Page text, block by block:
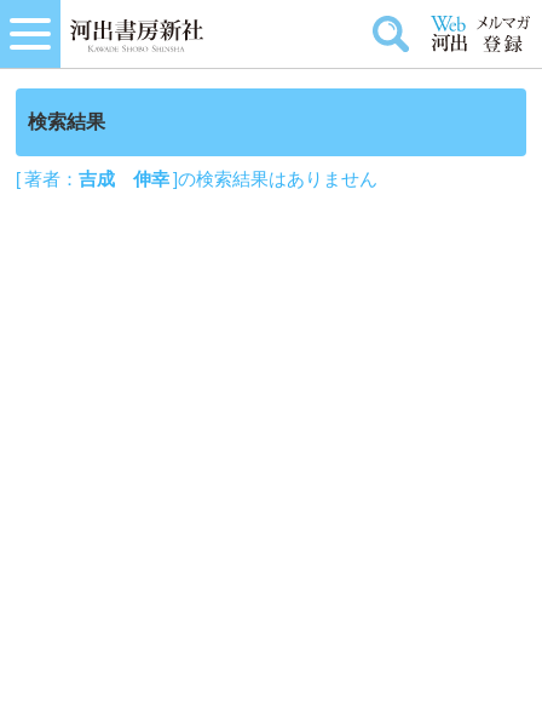
検索結果
[ 著者：吉成 伸幸]の検索結果はありません